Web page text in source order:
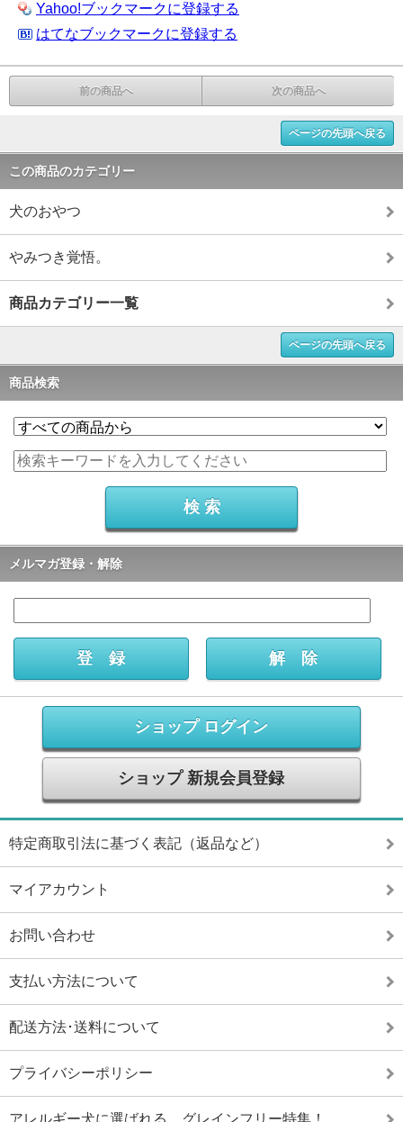
Yahoo!ブックマークに登録する
はてなブックマークに登録する
前の商品へ 次の商品へ
ページの先頭へ戻る
この商品のカテゴリー
犬のおやつ
やみつき覚悟。
商品カテゴリー一覧
ページの先頭へ戻る
商品検索
メルマガ登録・解除
ショップ ログイン
ショップ 新規会員登録
特定商取引法に基づく表記（返品など）
マイアカウント
お問い合わせ
支払い方法について
配送方法･送料について
プライバシーポリシー